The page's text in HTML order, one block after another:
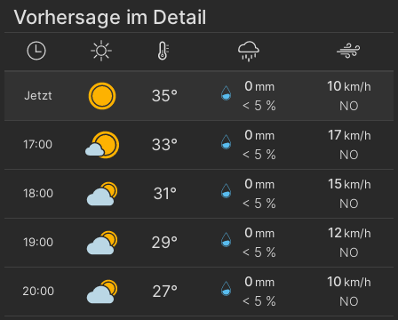
Vorhersage im Detail
Jetzt 35°
0 mm
< 5 %
10 km/h
NO
17:00 33°
0 mm
< 5 %
17 km/h
NO
18:00 31°
0 mm
< 5 %
15 km/h
NO
19:00 29°
0 mm
< 5 %
12 km/h
NO
20:00 27°
0 mm
< 5 %
10 km/h
NO